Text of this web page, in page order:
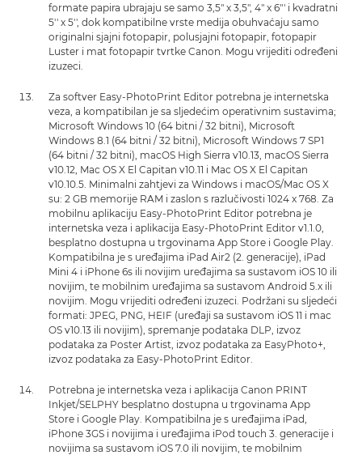
formate papira ubrajaju se samo 3,5" x 3,5", 4" x 6"' i kvadratni
5'' x 5'', dok kompatibilne vrste medija obuhvaćaju samo
originalni sjajni fotopapir, polusjajni fotopapir, fotopapir
Luster i mat fotopapir tvrtke Canon. Mogu vrijediti određeni
izuzeci.
Za softver Easy-PhotoPrint Editor potrebna je internetska
veza, a kompatibilan je sa sljedećim operativnim sustavima;
Microsoft Windows 10 (64 bitni / 32 bitni), Microsoft
Windows 8.1 (64 bitni / 32 bitni), Microsoft Windows 7 SP1
(64 bitni / 32 bitni), macOS High Sierra v10.13, macOS Sierra
v10.12, Mac OS X El Capitan v10.11 i Mac OS X El Capitan
v10.10.5. Minimalni zahtjevi za Windows i macOS/Mac OS X
su: 2 GB memorije RAM i zaslon s razlučivosti 1024 x 768. Za
mobilnu aplikaciju Easy-PhotoPrint Editor potrebna je
internetska veza i aplikacija Easy-PhotoPrint Editor v1.1.0,
besplatno dostupna u trgovinama App Store i Google Play.
Kompatibilna je s uređajima iPad Air2 (2. generacije), iPad
Mini 4 i iPhone 6s ili novijim uređajima sa sustavom iOS 10 ili
novijim, te mobilnim uređajima sa sustavom Android 5.x ili
novijim. Mogu vrijediti određeni izuzeci. Podržani su sljedeći
formati: JPEG, PNG, HEIF (uređaji sa sustavom iOS 11 i mac
OS v10.13 ili novijim), spremanje podataka DLP, izvoz
podataka za Poster Artist, izvoz podataka za EasyPhoto+,
izvoz podataka za Easy-PhotoPrint Editor.
Potrebna je internetska veza i aplikacija Canon PRINT
Inkjet/SELPHY besplatno dostupna u trgovinama App
Store i Google Play. Kompatibilna je s uređajima iPad,
iPhone 3GS i novijima i uređajima iPod touch 3. generacije i
novijima sa sustavom iOS 7.0 ili novijim, te mobilnim